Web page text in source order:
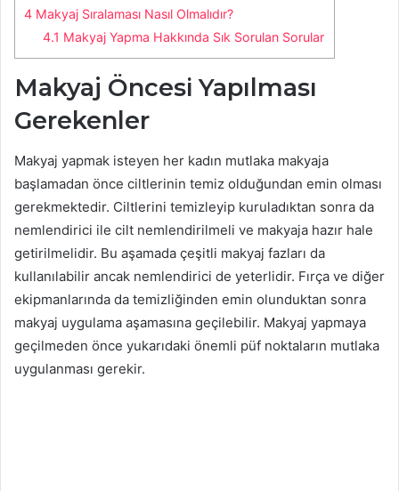
4 Makyaj Sıralaması Nasıl Olmalıdır?
4.1 Makyaj Yapma Hakkında Sık Sorulan Sorular
Makyaj Öncesi Yapılması
Gerekenler
Makyaj yapmak isteyen her kadın mutlaka makyaja
başlamadan önce ciltlerinin temiz olduğundan emin olması
gerekmektedir. Ciltlerini temizleyip kuruladıktan sonra da
nemlendirici ile cilt nemlendirilmeli ve makyaja hazır hale
getirilmelidir. Bu aşamada çeşitli makyaj fazları da
kullanılabilir ancak nemlendirici de yeterlidir. Fırça ve diğer
ekipmanlarında da temizliğinden emin olunduktan sonra
makyaj uygulama aşamasına geçilebilir. Makyaj yapmaya
geçilmeden önce yukarıdaki önemli püf noktaların mutlaka
uygulanması gerekir.